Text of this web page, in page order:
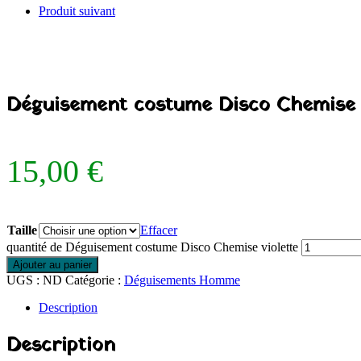
Produit suivant
Déguisement costume Disco
15,00 €
Taille
Effacer
quantité de Déguisement costume Disco Chemise violette
Ajouter au panier
UGS : ND Catégorie : Déguisements Homme
Description
Description